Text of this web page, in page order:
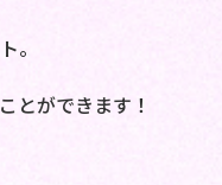
。
とができます！